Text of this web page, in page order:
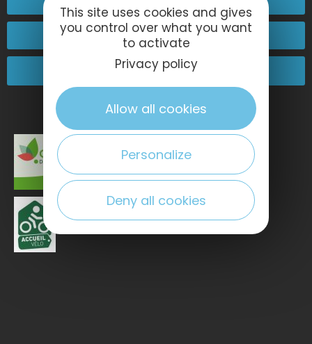
Kontakt
Kommen Sie zu uns!
This site uses cookies and gives
you control over what you want
to activate
Privacy policy
Allow all cookies
Personalize
Deny all cookies